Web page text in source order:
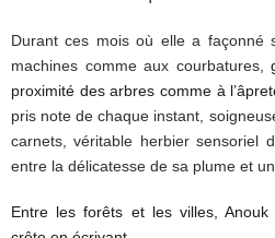
Durant ces mois où elle a façonné
machines comme aux courbatures,
proximité des arbres comme à
pris note de chaque instant,
carnets, véritable herbier sensoriel
entre la délicatesse de sa plume et
Entre les forêts et les villes,